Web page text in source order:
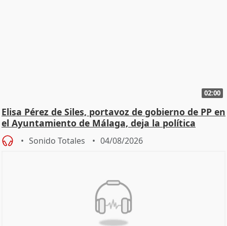
02:00
Elisa Pérez de Siles, portavoz de gobierno de PP en
el Ayuntamiento de Málaga, deja la política
Sonido Totales 04/08/2026